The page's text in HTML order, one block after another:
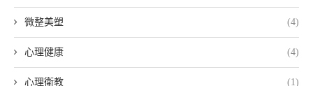
微整美塑 (4)
心理健康 (4)
心理衛教 (1)